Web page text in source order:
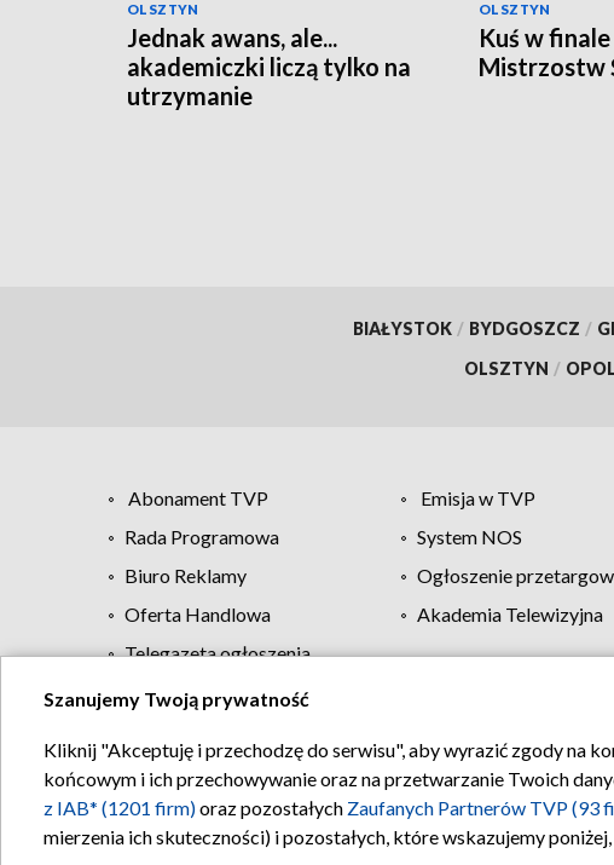
OLSZTYN
Jednak awans, ale...
akademiczki liczą tylko na
utrzymanie
OLSZTYN
Kuś w
Mistrzostw
BIAŁYSTOK / BYDGOSZCZ /
OLSZTYN /
Abonament TVP Emisja w TVP
Rada Programowa
System NOS
Biuro Reklamy
Ogłoszenie
Oferta Handlowa
Akademia Telewizyjna
Telegazeta ogłoszenia
Regulamin TVP
Szanujemy Twoją prywatność
Kliknij "Akceptuję i przechodzę do serwisu", aby wyrazić zgody na
końcowym i ich przechowywanie oraz na przetwarzanie Twoich
z IAB* (1201 firm)oraz pozostałych Zaufanych Partnerów TVP (93
mierzenia ich skuteczności) i pozostałych, które wskazujemy